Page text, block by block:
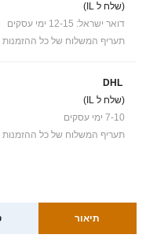
(שלח ל IL)
דואר ישראל: 12-15 ימי עסקים
תעריף המשלוח של כל ההזמנות
DHL
(שלח ל IL)
7-10 ימי עסקים
תעריף המשלוח של כל ההזמנות הוא
תיאור